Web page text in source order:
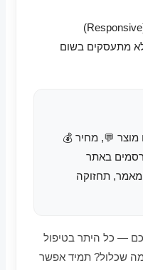
מתעסקים בשום
מוצר 💬, מחיר 💰
באתר
תחזוקה
— כל היתר בטיפול
שכלול? תמיד אפשר